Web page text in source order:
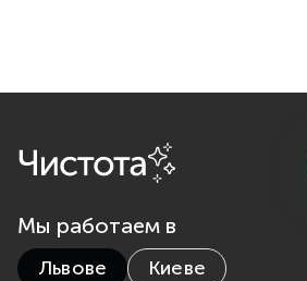
Мы работаем в
Львове Киеве